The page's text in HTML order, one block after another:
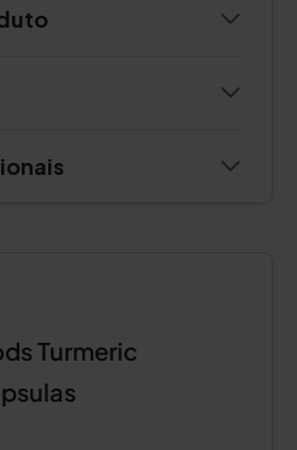
Turmeric